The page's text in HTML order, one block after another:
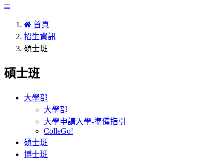
:::
首頁
招生資訊
碩士班
碩士班
大學部
大學部
大學申請入學-準備指引
ColleGo!
碩士班
博士班